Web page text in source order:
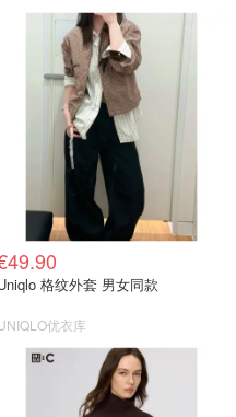
格纹外套 男女同款
优衣库